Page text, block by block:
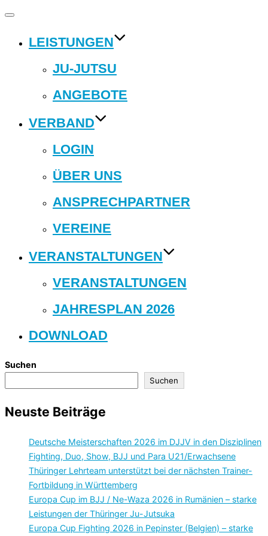
Navigation
LEISTUNGEN
JU-JUTSU
ANGEBOTE
VERBAND
LOGIN
ÜBER UNS
ANSPRECHPARTNER
VEREINE
VERANSTALTUNGEN
VERANSTALTUNGEN
JAHRESPLAN 2026
DOWNLOAD
Suchen
Suchen
Neuste Beiträge
Deutsche Meisterschaften 2026 im DJJV in den Disziplinen
Fighting, Duo, Show, BJJ und Para U21/Erwachsene
Thüringer Lehrteam unterstützt bei der nächsten Trainer-
Fortbildung in Württemberg
Europa Cup im BJJ / Ne-Waza 2026 in Rumänien – starke
Leistungen der Thüringer Ju-Jutsuka
Europa Cup Fighting 2026 in Pepinster (Belgien) – starke